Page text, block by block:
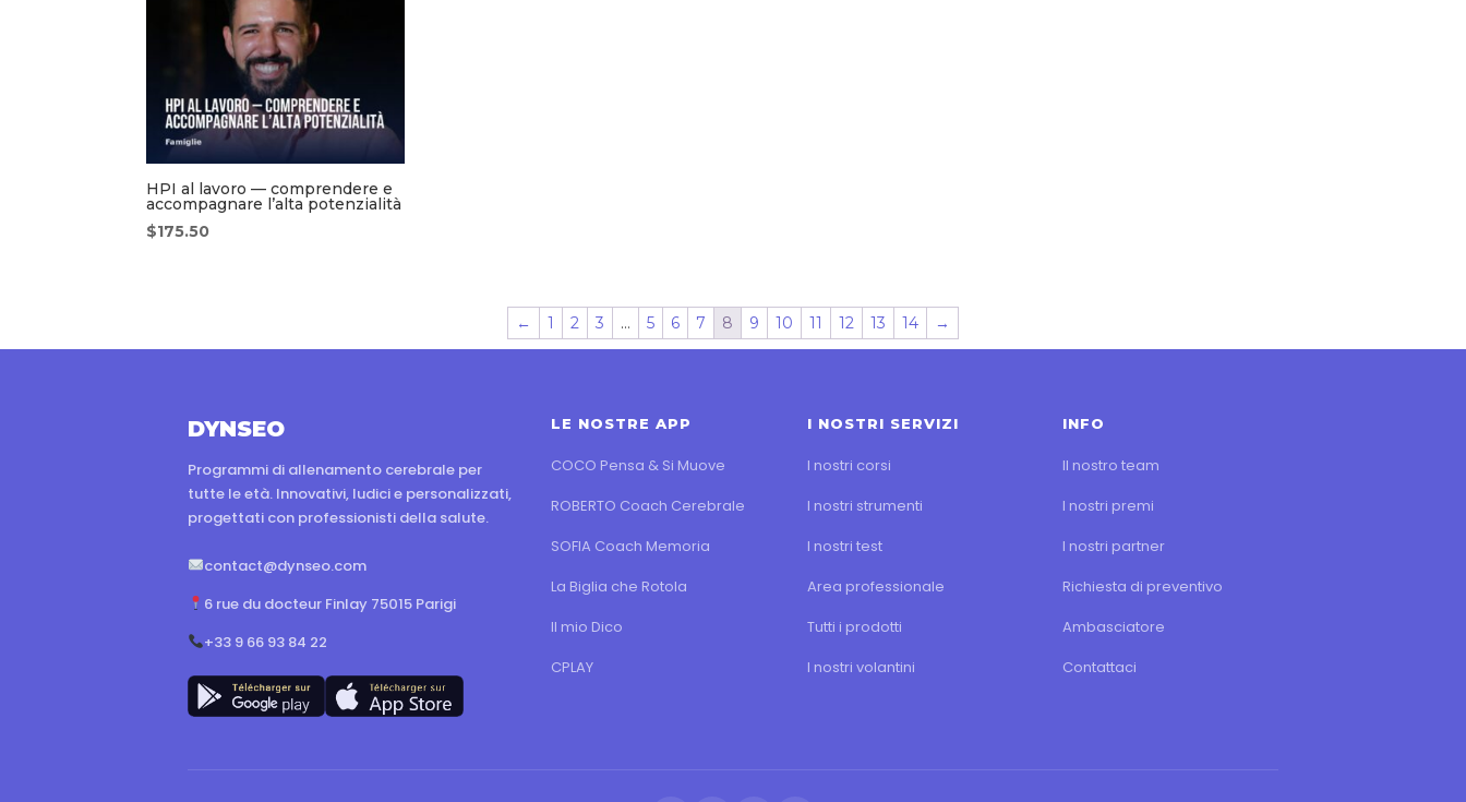
HPI al lavoro — comprendere e
accompagnare l’alta potenzialità
$175.50
← 1 2 3 … 5 6 7 8 9 10 11 12 13 14 →
DYNSEO
Programmi di allenamento cerebrale per
tutte le età. Innovativi, ludici e personalizzati,
progettati con professionisti della salute.
contact@dynseo.com
6 rue du docteur Finlay 75015 Parigi
+33 9 66 93 84 22
LE NOSTRE APP
COCO Pensa & Si Muove
ROBERTO Coach Cerebrale
SOFIA Coach Memoria
La Biglia che Rotola
Il mio Dico
CPLAY
I NOSTRI SERVIZI
I nostri corsi
I nostri strumenti
I nostri test
Area professionale
Tutti i prodotti
I nostri volantini
INFO
Il nostro team
I nostri premi
I nostri partner
Richiesta di preventivo
Ambasciatore
Contattaci